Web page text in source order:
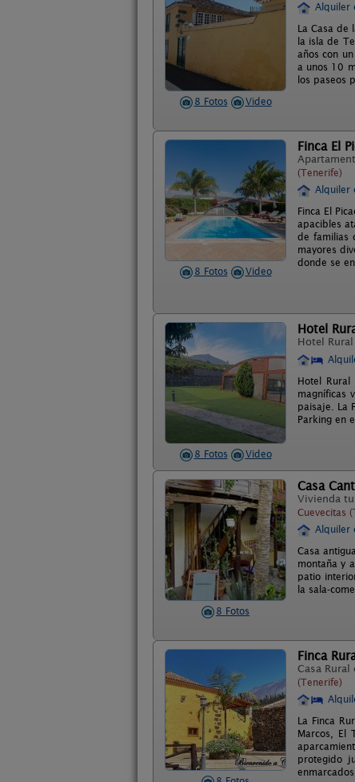
8 Fotos Video
Alquiler
La Casa de
la isla de
años con
a unos 10
los paseos
8 Fotos Video
Finca El
(Tenerife)
Alquiler
Finca El
apacibles
de familias
mayores
donde se
8 Fotos Video
Hotel
Hotel Rural
Hotel
magníficas
paisaje. La
Parking en
8 Fotos
Casa
Vivienda
Cuevecitas
Alquiler
Casa
montaña y
patio
la sala-
Finca
Casa Rural
(Tenerife)
La Finca
Marcos, El
protegido